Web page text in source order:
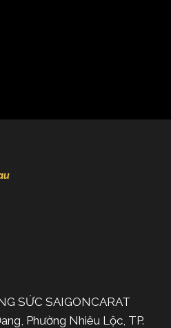
SỨC SAIGONCARAT
Phường Nhiêu Lộc, TP.